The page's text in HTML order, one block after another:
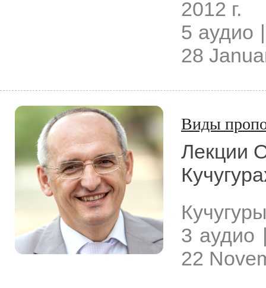
2012 г.
5 аудио
28
Виды
Лекции
Кучугуры
3 аудио
22